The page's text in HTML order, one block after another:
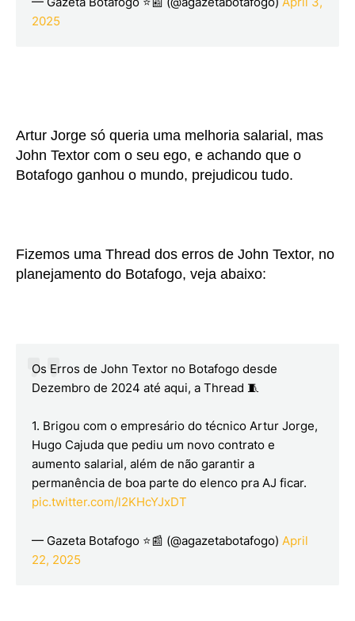
2025
Artur Jorge só queria uma melhoria salarial, mas
John Textor com o seu ego, e achando que o
Botafogo ganhou o mundo, prejudicou tudo.
Fizemos uma Thread dos erros de John Textor, no
planejamento do Botafogo, veja abaixo:
Os Erros de John Textor no Botafogo desde
Dezembro de 2024 até aqui, a Thread 🧵
1. Brigou com o empresário do técnico Artur Jorge,
Hugo Cajuda que pediu um novo contrato e
aumento salarial, além de não garantir a
permanência de boa parte do elenco pra AJ ficar.
pic.twitter.com/l2KHcYJxDT
— Gazeta Botafogo ⭐📰 (@agazetabotafogo) April
22, 2025